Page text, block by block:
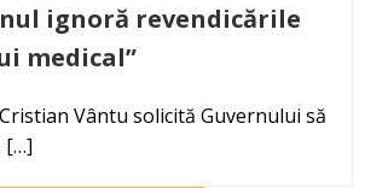
ignoră revendicările
medical”
Vântu solicită Guvernului să
[…]